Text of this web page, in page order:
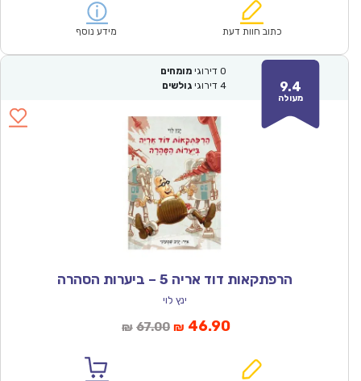
₪57.00.
הוא:
כתוב חוות דעת מידע נוסף
9.4
מעולה
0 דירוגי מומחים
4 דירוגי גולשים
הרפתקאות דוד אריה 5 – ביערות הסהרה
ינץ לוי
₪ 67.00המחיר
₪ 46.90המחיר
הוא: